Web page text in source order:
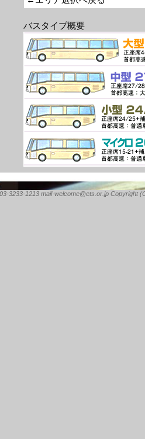
バスタイプ概要
3233-1213 mail-welcome@ets.or.jp Copyright